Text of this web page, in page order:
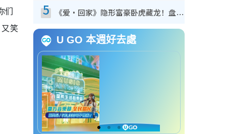
又笑
5 《爱·回家》隐形富豪卧虎藏龙！盘点12位财气逼人的有钱艺人：这位美女3亿身家不愁做
U GO 本週好去處